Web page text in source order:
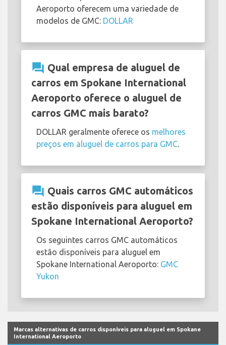
Aeroporto oferecem uma variedade de
modelos de GMC: DOLLAR
question_answer Qual empresa de aluguel de
carros em Spokane International
Aeroporto oferece o aluguel de
carros GMC mais barato?
DOLLAR geralmente oferece os melhores
preços em aluguel de carros para GMC
question_answer Quais carros GMC automáticos
estão disponíveis para aluguel em
Spokane International Aeroporto?
Os seguintes carros GMC automáticos
estão disponíveis para aluguel em
Spokane International Aeroporto: GMC
Yukon
Marcas alternativas de carros disponíveis para aluguel em Spokane
International Aeroporto